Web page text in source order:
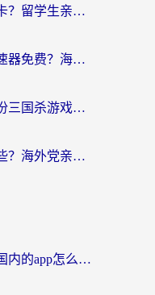
在美国怎么打英雄联盟不卡？留学生亲测的国服游戏加速全攻略
国外玩无尽冬日用什么加速器免费？海外党国服游戏加速避坑指南
海外玩三国杀总卡顿？这份三国杀游戏加速器指南帮你告别延迟烦恼
火影忍者美国加速器有哪些？海外党亲测的国服游戏加速全攻略（含菲律宾玩三国之刃守望黎明技巧）
海外党必看：国外打不开国内的app怎么办？3步解决你的乡愁